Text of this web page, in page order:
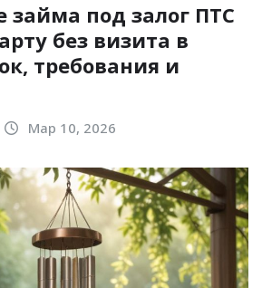
под залог ПТС
без визита в
требования и
Мар 10, 2026